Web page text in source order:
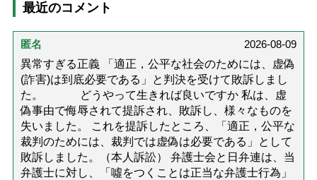
最近のコメント
匿名
2026-08-09
異常すぎる正義 「適正，公平な社会のためには、虚偽
(詐害)は到底必要である」と判決を受けて敗訴しまし
た。 どうやって生きれば良いですか 私は、虚
偽事由で侮辱されて提訴され、敗訴し、様々なものを
失いました。 これを提訴したところ、「適正，公平な
裁判のためには、裁判では虚偽は必要である」として
敗訴しました。（本人訴訟） 弁護士会と日弁連は、当
弁護士に対し、「噓をつくことは正当な弁護士行為」